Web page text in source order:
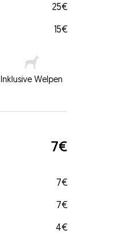
25€
15€
Inklusive Welpen
7€
7€
7€
4€